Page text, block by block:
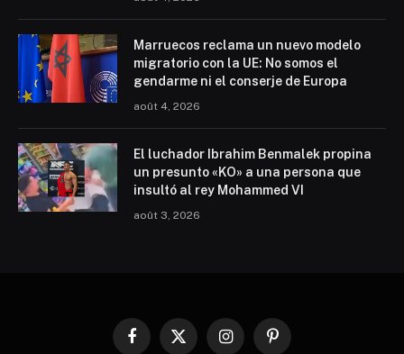
Marruecos reclama un nuevo modelo
migratorio con la UE: No somos el
gendarme ni el conserje de Europa
août 4, 2026
El luchador Ibrahim Benmalek propina
un presunto «KO» a una persona que
insultó al rey Mohammed VI
août 3, 2026
Facebook
X InstagramPinterest